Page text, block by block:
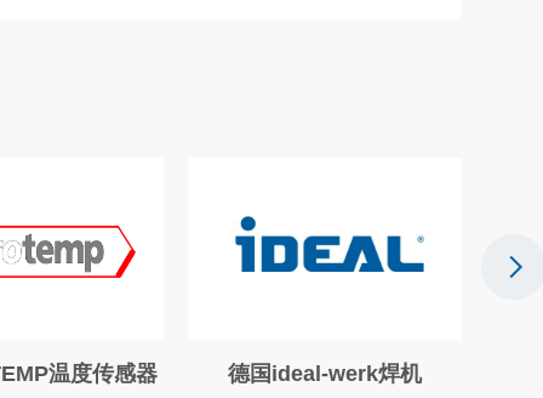
温度传感器 德国ideal-werk焊机